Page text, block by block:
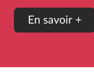
En savoir +